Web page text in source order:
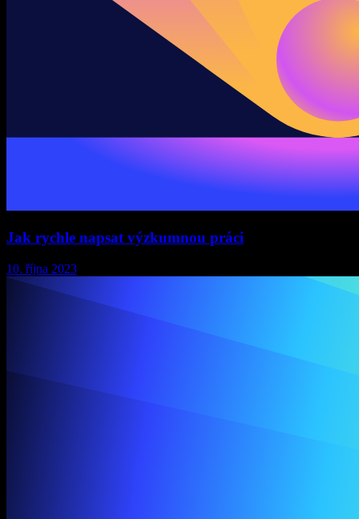
Jak rychle napsat výzkumnou práci
10. října 2023